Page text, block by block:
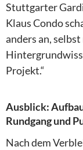
Stuttgarter
Klaus Condo
anders an,
Projekt.“
Ausblick:
Rundgang und
Nach dem